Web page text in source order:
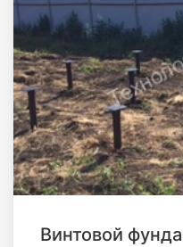
Винтовой